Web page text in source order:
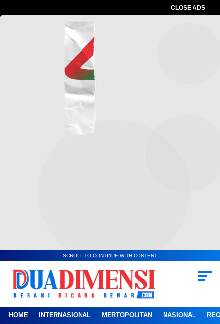
CLOSE ADS
SCROLL TO CONTINUE WITH CONTENT
HOME INTERNASIONAL MERTOPOLITAN NASIONAL